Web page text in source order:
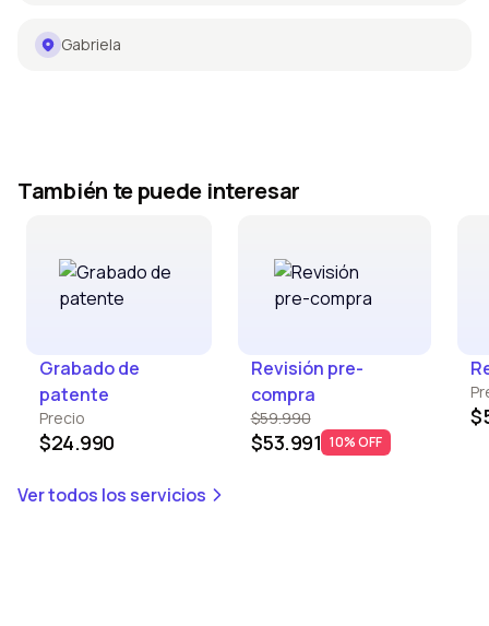
Gabriela
También te puede interesar
Grabado de
patente
Precio
$24.990
Revisión pre-
compra
$59.990
$53.991 10% OFF
Ver todos los servicios